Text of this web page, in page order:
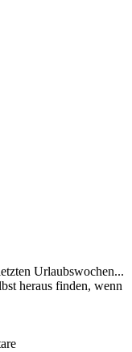
Urlaubswochen...
heraus finden, wenn